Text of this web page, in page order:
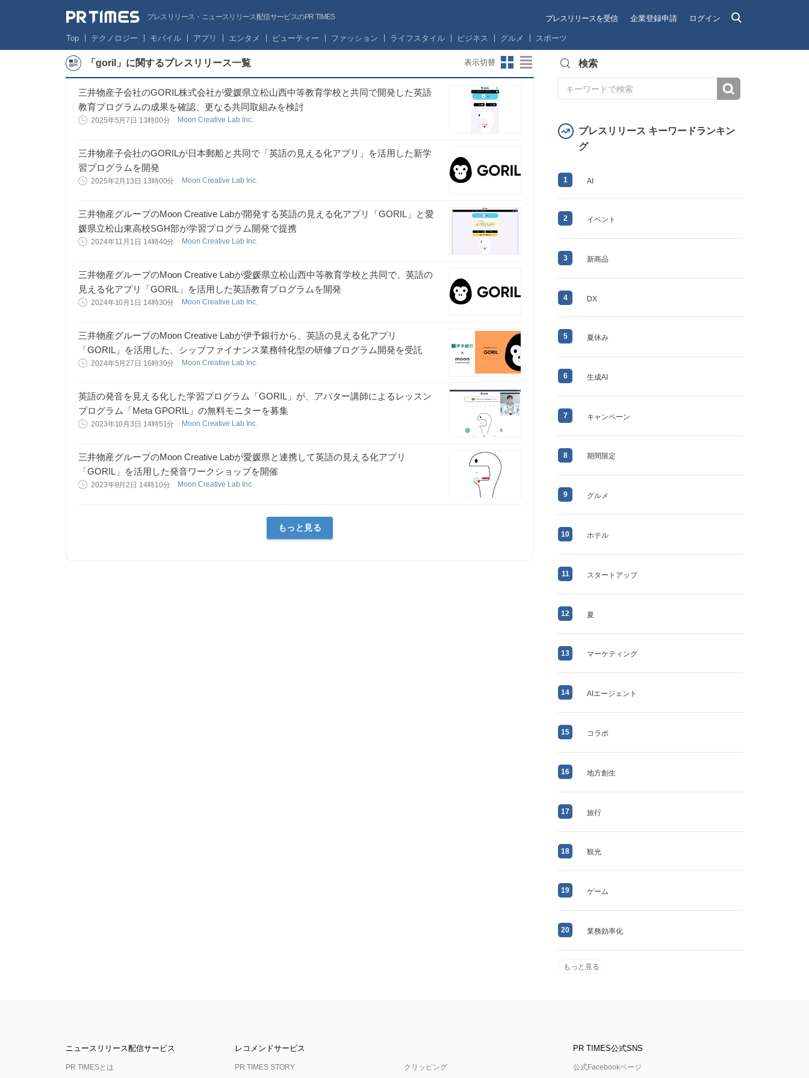
プレスリリース・ニュースリリース配信サービスのPR TIMES プレスリリースを受信 企業登録申請 ログイン
Top テクノロジー モバイル アプリ エンタメ ビューティー ファッション ライフスタイル ビジネス グルメ スポーツ
「goril」に関するプレスリリース一覧 表示切替
三井物産子会社のGORIL株式会社が愛媛県立松山西中等教育学校と共同で開発した英語
教育プログラムの成果を確認、更なる共同取組みを検討
2025年5月7日 13時00分 Moon Creative Lab Inc.
三井物産子会社のGORILが日本郵船と共同で「英語の見える化アプリ」を活用した新学
習プログラムを開発
2025年2月13日 13時00分 Moon Creative Lab Inc.
三井物産グループのMoon Creative Labが開発する英語の見える化アプリ「GORIL」と愛
媛県立松山東高校SGH部が学習プログラム開発で提携
2024年11月1日 14時40分 Moon Creative Lab Inc.
三井物産グループのMoon Creative Labが愛媛県立松山西中等教育学校と共同で、英語の
見える化アプリ「GORIL」を活用した英語教育プログラムを開発
2024年10月1日 14時30分 Moon Creative Lab Inc.
三井物産グループのMoon Creative Labが伊予銀行から、英語の見える化アプリ
「GORIL」を活用した、シップファイナンス業務特化型の研修プログラム開発を受託
2024年5月27日 16時30分 Moon Creative Lab Inc.
英語の発音を見える化した学習プログラム「GORIL」が、アバター講師によるレッスン
プログラム「Meta GPORIL」の無料モニターを募集
2023年10月3日 14時51分 Moon Creative Lab Inc.
三井物産グループのMoon Creative Labが愛媛県と連携して英語の見える化アプリ
「GORIL」を活用した発音ワークショップを開催
2023年8月2日 14時10分 Moon Creative Lab Inc.
もっと見る
検索
プレスリリース キーワードランキン
グ
1 AI
2 イベント
3 新商品
4 DX
5 夏休み
6 生成AI
7 キャンペーン
8 期間限定
9 グルメ
10 ホテル
11 スタートアップ
12 夏
13 マーケティング
14 AIエージェント
15 コラボ
16 地方創生
17 旅行
18 観光
19 ゲーム
20 業務効率化
もっと見る
ニュースリリース配信サービス
PR TIMESとは
レコメンドサービス
PR TIMES STORY クリッピング
PR TIMES公式SNS
公式Facebookページ